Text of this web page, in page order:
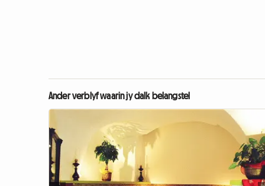
Ander verblyf waarin jy dalk belangstel